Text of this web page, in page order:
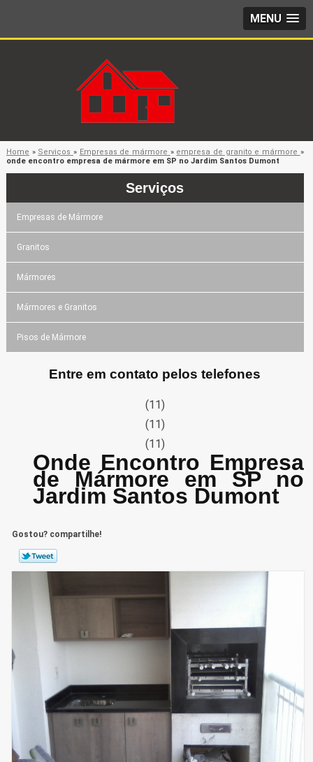
MENU
Home » Serviços » Empresas de mármore » empresa de granito e mármore »
onde encontro empresa de mármore em SP no Jardim Santos Dumont
Serviços
Empresas de Mármore
Granitos
Mármores
Mármores e Granitos
Pisos de Mármore
Entre em contato pelos telefones
(11)
(11)
(11)
Onde Encontro Empresa
de Mármore em SP no
Jardim Santos Dumont
Gostou? compartilhe!